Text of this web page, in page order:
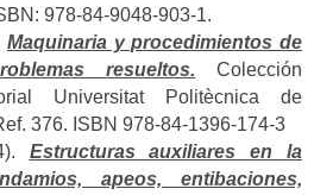
978-84-9048-903-1.
Maquinaria y procedimientos de
resueltos. Colección
Universitat Politècnica de
376. ISBN 978-84-1396-174-3
Estructuras auxiliares en la
apeos, entibaciones,